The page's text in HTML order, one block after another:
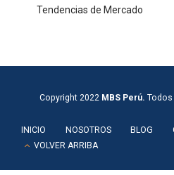
Tendencias de Mercado
Copyright 2022 MBS Perú.
INICIO NOSOTROS BLOG
VOLVER ARRIBA